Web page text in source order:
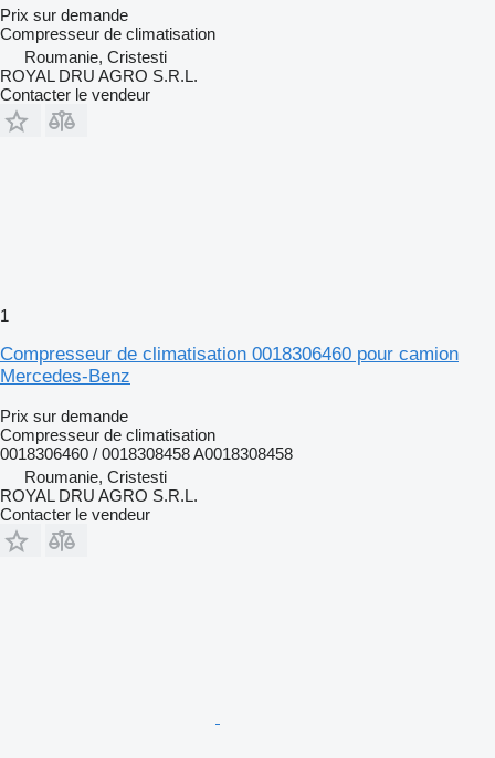
Prix sur demande
Compresseur de climatisation
Roumanie, Cristesti
ROYAL DRU AGRO S.R.L.
Contacter le vendeur
1
Compresseur de climatisation 0018306460 pour camion
Mercedes-Benz
Prix sur demande
Compresseur de climatisation
0018306460 / 0018308458 A0018308458
Roumanie, Cristesti
ROYAL DRU AGRO S.R.L.
Contacter le vendeur